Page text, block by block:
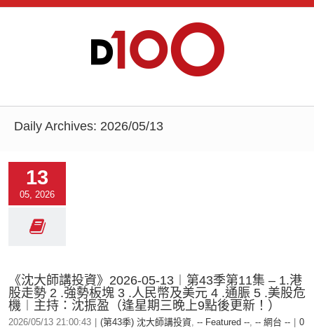
Daily Archives: 2026/05/13
13
05, 2026
《沈大師講投資》2026-05-13︱第43季第11集 – 1.港
股走勢 2 .強勢板塊 3 .人民幣及美元 4 .通脤 5 .美股危
機︱主持：沈振盈（逢星期三晚上9點後更新！）
2026/05/13 21:00:43 (第43季) 沈大師講投資, -- Featured --, -- 網台 --
0